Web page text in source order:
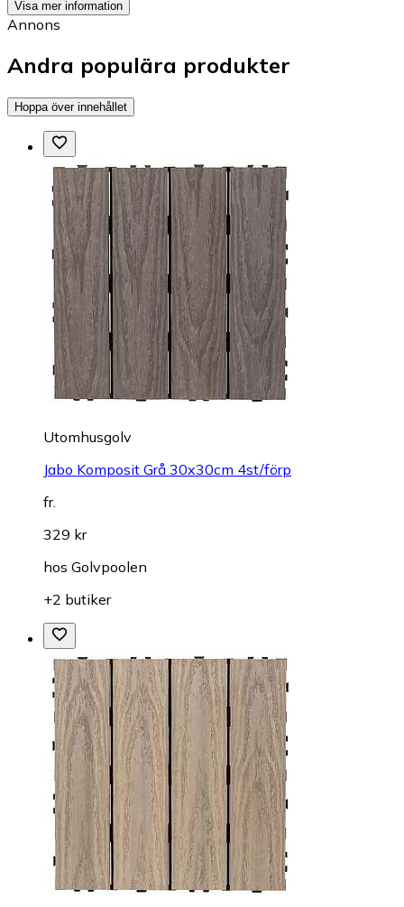
Visa mer information
Annons
Andra populära produkter
Hoppa över innehållet
Utomhusgolv
Jabo Komposit Grå 30x30cm 4st/förp
fr.
329 kr
hos Golvpoolen
+2 butiker